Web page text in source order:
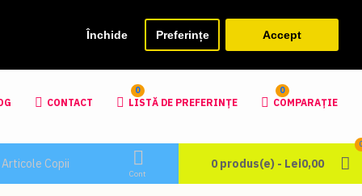
Închide Preferințe Accept
startup/startup.php on line113
CONTACT LISTĂ DE PREFERINȚE
0
COMPARAŢIE
0
Articole Copii
Cont
0 produs(e) - Lei0,00